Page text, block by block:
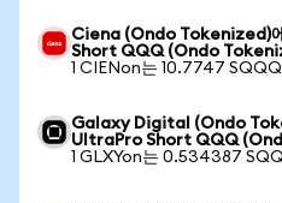
Ciena (Ondo Tokenized)
Short QQQ (Ondo
1 CIENon는 10.7747
Galaxy Digital (Ondo
UltraPro Short QQQ
1 GLXYon는 0.534387